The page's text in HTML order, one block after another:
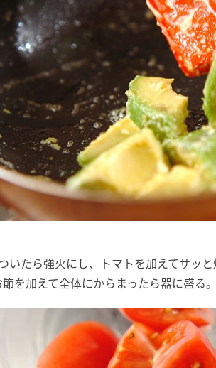
いたら強火にし、トマトを加えてサッ
を加えて全体にからまったら器に盛る。